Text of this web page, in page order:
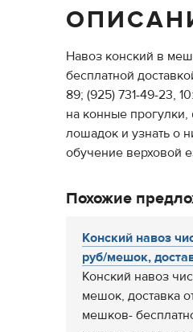
Навоз конский в
бесплатной
89; (925) 731-49-23,
на конные
лошадок и узнать о
обучение верховой
Похожие
Конский навоз
руб/мешок,
Конский навоз
мешок, доставка
мешков-